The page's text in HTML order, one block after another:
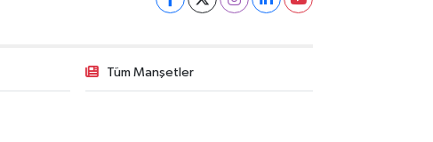
Tüm Manşetler